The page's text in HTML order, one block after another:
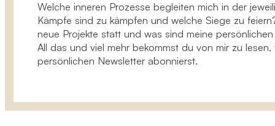
Welche inneren Prozesse begleiten mich in der
Kämpfe sind zu kämpfen und welche Siege zu
neue Projekte statt und was sind meine
All das und viel mehr bekommst du von mir zu
persönlichen Newsletter abonnierst.